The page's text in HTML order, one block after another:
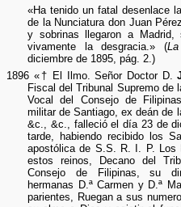
«Ha tenido un fatal desenlace
de la Nunciatura don Juan
y sobrinas llegaron a Madrid,
vivamente la desgracia.» (
diciembre de 1895, pág. 2.)
1896 «† El Ilmo. Señor Doctor D.
Fiscal del Tribunal Supremo de
Vocal del Consejo de
militar de Santiago, ex deán de
&c., &c., falleció el día 23 de
tarde, habiendo recibido los
apostólica de S.S. R. I. P.
estos reinos, Decano del
Consejo de Filipinas, su
hermanas D.ª Carmen y D.ª
parientes, Ruegan a sus